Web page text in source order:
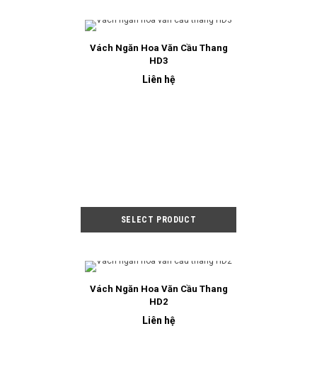
Vách Ngăn Hoa Văn Cầu Thang
HD3
Liên hệ
Vách Ngăn Hoa Văn Cầu Thang
HD2
Liên hệ